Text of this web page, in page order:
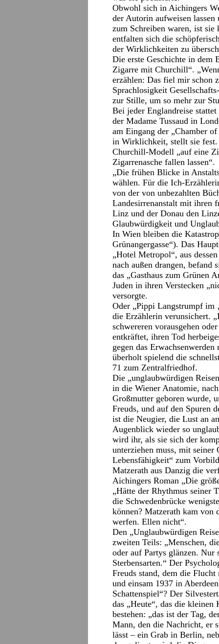
Obwohl sich in Aichingers
der Autorin aufweisen
zum Schreiben waren, ist
entfalten sich die
der Wirklichkeiten zu
Die erste Geschichte in dem
Zigarre mit Churchill“.
erzählen: Das fiel mir schon
Sprachlosigkeit
zur Stille, um so mehr zur
Bei jeder Englandreise
der Madame Tussaud in
am Eingang der „Chamber
in Wirklichkeit, stellt sie fest.
Churchill-Modell „auf eine
Zigarrenasche fallen lassen“.
„Die frühen Blicke in
wählen. Für die Ich-
von der von unbezahlten
Landesirrenanstalt mit ihren
Linz und der Donau den
Glaubwürdigkeit und
In Wien bleiben die
Grünangergasse“). Das
„Hotel Metropol“, aus
nach außen drangen, befand
das „Gasthaus zum Grünen
Juden in ihren Verstecken
versorgte.
Oder „Pippi Langstrumpf im
die Erzählerin verunsichert.
schwereren vorausgehen
entkräftet, ihren Tod
gegen das
überholt spielend die
71 zum Zentralfriedhof.
Die „unglaubwürdigen
in die Wiener Anatomie,
Großmutter geboren wurde,
Freuds, und auf den Spuren
ist die Neugier, die Lust an
Augenblick wieder so
wird ihr, als sie sich der
unterziehen muss, mit seiner
Lebensfähigkeit“ zum
Matzerath aus Danzig die
Aichingers Roman „Die
„Hätte der Rhythmus seiner
die Schwedenbrücke
können? Matzerath kam von
werfen. Ellen nicht“.
Den „Unglaubwürdigen
zweiten Teils: „Menschen,
oder auf Partys glänzen.
Sterbensarten.“ Der
Freuds stand, dem die
und einsam 1937 in
Schattenspiel“? Der
das „Heute“, das die
bestehen: „das ist der Tag,
Mann, den die Nachricht, er
lässt – ein Grab in Berlin,